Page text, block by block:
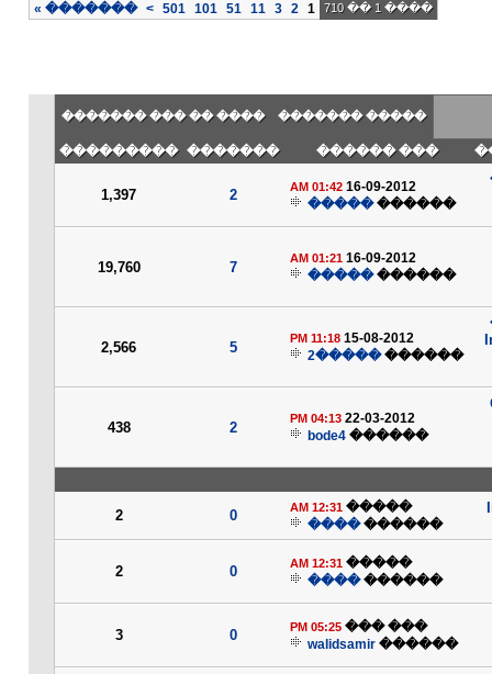
���� 1 �� 710
1
2
3
11
51
101
501
>
�������
»
����� �������
���� �� ��� �������
��� ������
�������
���������
16-09-2012
01:42 AM
������
�����
2
1,397
16-09-2012
01:21 AM
������
�����
7
19,760
15-08-2012
11:18 PM
������
�����2
5
2,566
22-03-2012
04:13 PM
������
bode4
2
438
�����
12:31 AM
������
����
0
2
�����
12:31 AM
������
����
0
2
��� ���
05:25 PM
������
walidsamir
0
3